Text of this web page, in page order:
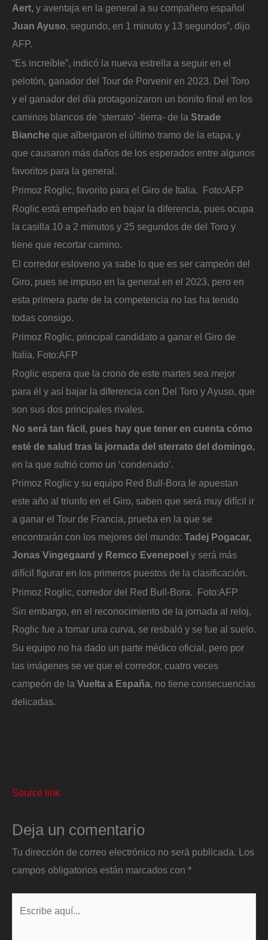
Aert, y aventaja en la general a su compañero español
Juan Ayuso, segundo, en 1 minuto y 13 segundos”, dijo
AFP.
“Es increíble”, indicó la nueva estrella a seguir en el
pelotón, ganador del Tour de Porvenir en 2023. Del Toro
y el ganador del día protagonizaron un bonito final en los
caminos blancos de ‘sterrato’ -tierra- de la Strade
Bianche que albergaron el último tramo de la etapa, y
que causaron más daños de los esperados entre algunos
favoritos para la general.
Primoz Roglic, favorito para el Giro de Italia.
Foto:AFP
Roglic está empeñado en bajar la diferencia, pues ocupa
la casilla 10 a 2 minutos y 25 segundos de del Toro y
tiene que recortar camino.
El corredor esloveno ya sabe lo que es ser campeón del
Giro, pues se impuso en la general en el 2023, pero en
esta primera parte de la competencia no las ha tenido
todas consigo.
Primoz Roglic, principal candidato a ganar el Giro de
Italia. Foto:AFP
Roglic espera que la crono de este martes sea mejor
para él y así bajar la diferencia con Del Toro y Ayuso, que
son sus dos principales rivales.
No será tan fácil, pues hay que tener en cuenta cómo
esté de salud tras la jornada del sterrato del domingo,
en la que sufrió como un ‘condenado’.
Primoz Roglic y su equipo Red Bull-Bora le apuestan
este año al triunfo en el Giro, saben que será muy difícil ir
a ganar el Tour de Francia, prueba en la que se
encontrarán con los mejores del mundo: Tadej Pogacar,
Jonas Vingegaard y Remco Evenepoel y será más
difícil figurar en los primeros puestos de la clasificación.
Primoz Roglic, corredor del Red Bull-Bora. Foto:AFP
Sin embargo, en el reconocimiento de la jornada al reloj,
Roglic fue a tomar una curva, se resbaló y se fue al suelo.
Su equipo no ha dado un parte médico oficial, pero por
las imágenes se ve que el corredor, cuatro veces
campeón de la Vuelta a España, no tiene consecuencias
delicadas.
Source link
Deja un comentario
Tu dirección de correo electrónico no será publicada. Los
campos obligatorios están marcados con *